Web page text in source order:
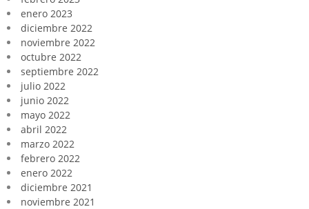
enero 2023
diciembre 2022
noviembre 2022
octubre 2022
septiembre 2022
julio 2022
junio 2022
mayo 2022
abril 2022
marzo 2022
febrero 2022
enero 2022
diciembre 2021
noviembre 2021